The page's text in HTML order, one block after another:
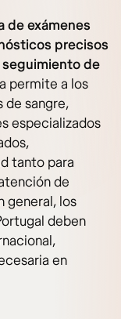
de exámenes
precisos
de
permite a los
de sangre,
especializados
tanto para
de
general, los
deben
en